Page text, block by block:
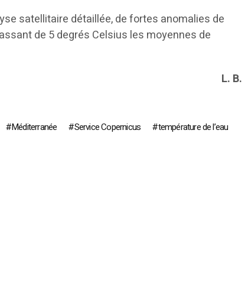
satellitaire détaillée, de fortes anomalies de
de 5 degrés Celsius les moyennes de
L. B.
Méditerranée Service Copernicus
température de l’eau